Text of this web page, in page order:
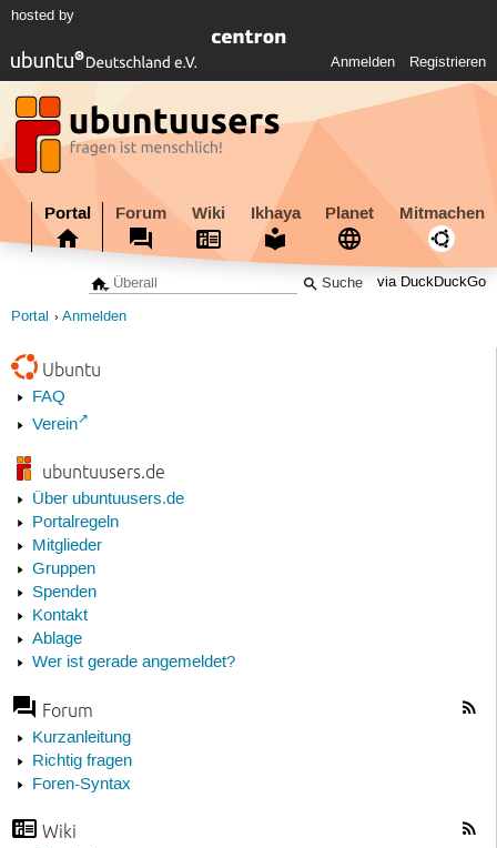
hosted by
Anmelden Registrieren
Portal Forum Wiki Ikhaya Planet Mitmachen
via DuckDuckGo
Portal Anmelden
Ubuntu
FAQ
Verein
ubuntuusers.de
Über ubuntuusers.de
Portalregeln
Mitglieder
Gruppen
Spenden
Kontakt
Ablage
Wer ist gerade angemeldet?
Forum
Kurzanleitung
Richtig fragen
Foren-Syntax
Wiki